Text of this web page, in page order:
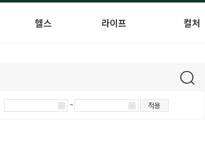
헬스 라이프 컬처
~ 적용